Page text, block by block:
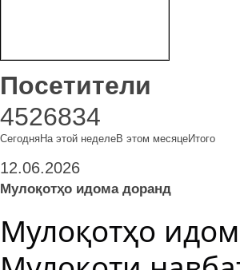
Посетители
4526834
СегодняНа этой неделеВ этом месяцеИтого
12.06.2026
Мулоқотҳо идома доранд
Мулоқотҳо